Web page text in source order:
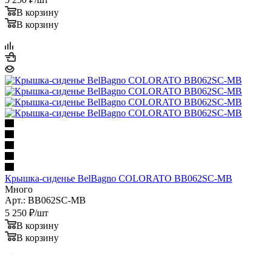
В корзину
В корзину
Крышка-сиденье BelBagno COLORATO BB062SC-MB
Много
Арт.: BB062SC-MB
5 250 ₽/шт
В корзину
В корзину